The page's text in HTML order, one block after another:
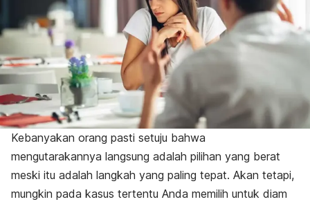
Kebanyakan orang pasti setuju bahwa
mengutarakannya langsung adalah pilihan yang berat
meski itu adalah langkah yang paling tepat. Akan tetapi,
mungkin pada kasus tertentu Anda memilih untuk diam